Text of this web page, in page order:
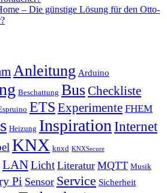
– Die günstige Lösung für den Otto-
Anleitung Arduino
Beschattung BusCheckliste
ETS Experimente FHEM
Heizung Inspiration Internet
KNX knxd KNXSecure
LANLicht Literatur MQTT Musik
Pi Sensor Service Sicherheit